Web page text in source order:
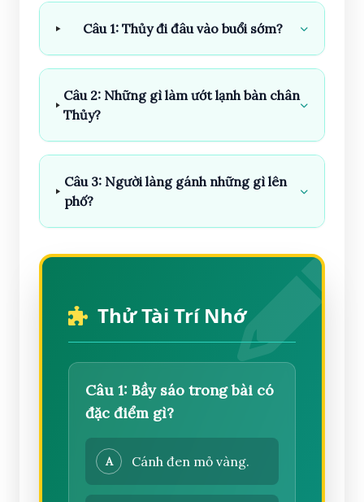
Câu 1: Thủy đi đâu vào buổi sớm?
Câu 2: Những gì làm ướt lạnh bàn chân
Thủy?
Câu 3: Người làng gánh những gì lên
phố?
Thử Tài Trí Nhớ
Câu 1: Bầy sáo trong bài có
đặc điểm gì?
A Cánh đen mỏ vàng.